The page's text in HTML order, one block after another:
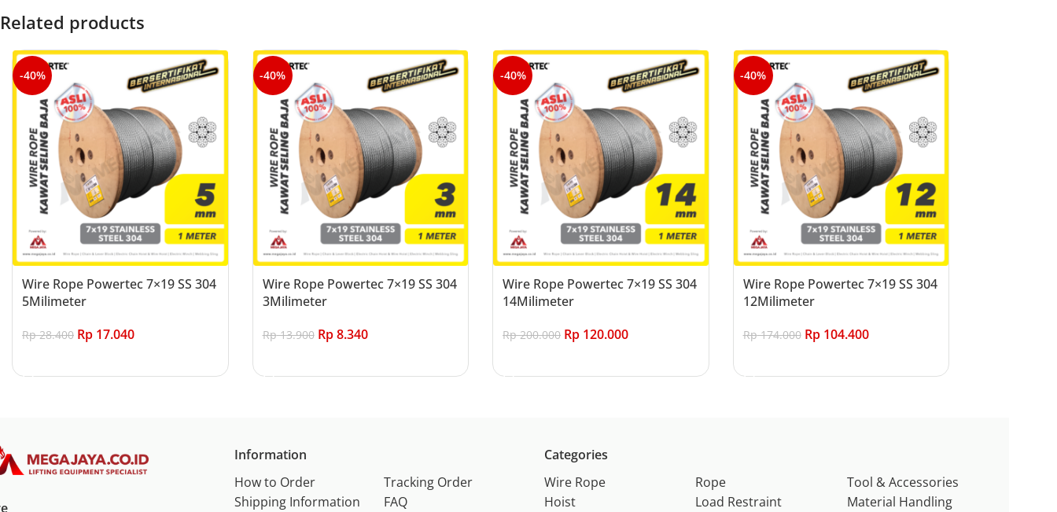
Related products
-40%
Wire Rope Powertec 7×19 SS 304
5Milimeter
Rp28.400 Rp 17.040
-40%
Wire Rope Powertec 7×19 SS 304
3Milimeter
Rp13.900 Rp8.340
-40%
Wire Rope Powertec 7×19 SS 304
14Milimeter
Rp200.000 Rp 120.000
-40%
Wire Rope Powertec 7×19 SS 304
12Milimeter
Rp174.000 Rp104.400
Information
How to Order
Shipping Information
Tracking Order
FAQ
Categories
Wire Rope
Hoist
Rope
Load Restraint
Tool & Accessories
Material Handling